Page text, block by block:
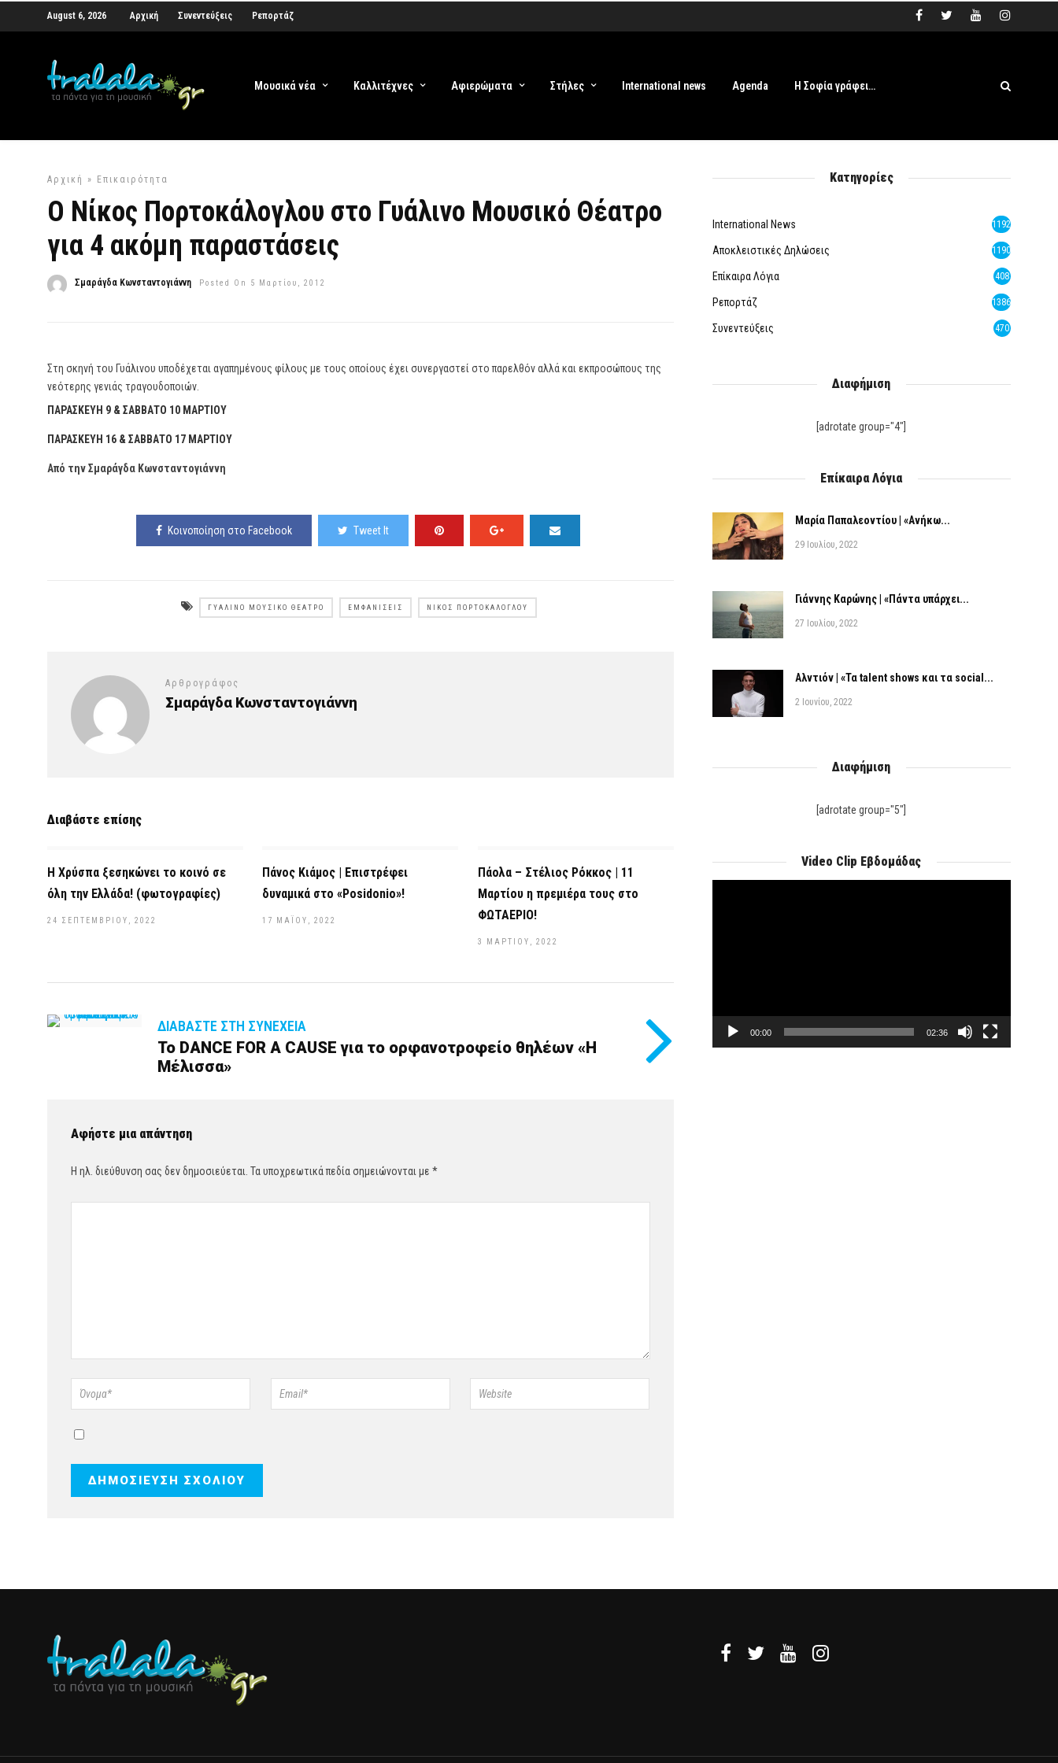
August 6, 2026 Αρχική Συνεντεύξεις Ρεπορτάζ
Μουσικά νέα Καλλιτέχνες Αφιερώματα Στήλες International news Agenda Η Σοφία γράφει…
Αρχική » Επικαιρότητα
Ο Νίκος Πορτοκάλογλου στο Γυάλινο Μουσικό Θέατρο
για 4 ακόμη παραστάσεις
Σμαράγδα Κωνσταντογιάννη Posted On 5 Μαρτίου, 2012
Στη σκηνή του Γυάλινου υποδέχεται αγαπημένους φίλους με τους οποίους έχει συνεργαστεί στο παρελθόν αλλά και εκπροσώπους της
νεότερης γενιάς τραγουδοποιών.
ΠΑΡΑΣΚΕΥΗ 9 & ΣΑΒΒΑΤΟ 10 ΜΑΡΤΙΟΥ
ΠΑΡΑΣΚΕΥΗ 16 & ΣΑΒΒΑΤΟ 17 ΜΑΡΤΙΟΥ
Από την Σμαράγδα Κωνσταντογιάννη
Κοινοποίηση στο Facebook Tweet It
ΓΥΆΛΙΝΟ ΜΟΥΣΙΚΌ ΘΈΑΤΡΟ ΕΜΦΑΝΊΣΕΙΣ ΝΊΚΟΣ ΠΟΡΤΟΚΆΛΟΓΛΟΥ
Αρθρογράφος
Σμαράγδα Κωνσταντογιάννη
Διαβάστε επίσης
Η Χρύσπα ξεσηκώνει το κοινό σε
όλη την Ελλάδα! (φωτογραφίες)
24 ΣΕΠΤΕΜΒΡΊΟΥ, 2022
Πάνος Κιάμος | Επιστρέφει
δυναμικά στο «Posidonio»!
17 ΜΑΪ́ΟΥ, 2022
Πάολα – Στέλιος Ρόκκος | 11
Μαρτίου η πρεμιέρα τους στο
ΦΩΤΑΕΡΙΟ!
3 ΜΑΡΤΊΟΥ, 2022
ΔΙΑΒΆΣΤΕ ΣΤΗ ΣΥΝΈΧΕΙΑ
Το DANCE FOR A CAUSE για το ορφανοτροφείο θηλέων «Η
Μέλισσα»
Αφήστε μια απάντηση
Η ηλ. διεύθυνση σας δεν δημοσιεύεται. Τα υποχρεωτικά πεδία σημειώνονται με *
Κατηγορίες
International News 1192
Αποκλειστικές Δηλώσεις 1190
Επίκαιρα Λόγια 408
Ρεπορτάζ 1386
Συνεντεύξεις 470
Διαφήμιση
[adrotate group="4"]
Επίκαιρα Λόγια
Μαρία Παπαλεοντίου | «Ανήκω...
29 Ιουλίου, 2022
Γιάννης Καρώνης | «Πάντα υπάρχει...
27 Ιουλίου, 2022
Αλντιόν | «Τα talent shows και τα social...
2 Ιουνίου, 2022
Διαφήμιση
[adrotate group="5"]
Video Clip Εβδομάδας
00:00 02:36